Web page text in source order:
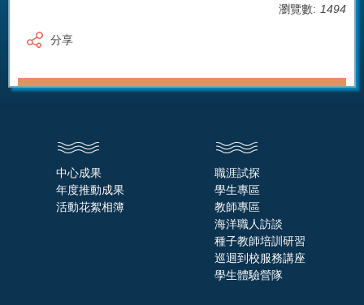
瀏覽數: 1494
分享
中心成果
年度推動成果
活動花絮相簿
職涯試探
學生專區
教師專區
海洋職人訪談
種子教師培訓研習
巡迴到校服務講座
學生體驗營隊